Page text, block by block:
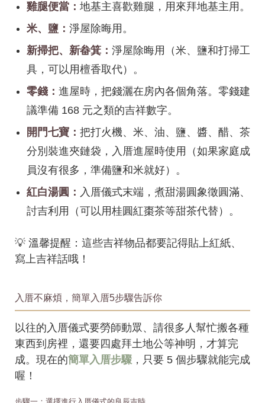
雞腿便當： 地基主喜歡雞腿，用來拜地基主用。
米、鹽： 淨屋除晦用。
新掃把、新畚箕： 淨屋除晦用（米、鹽和打掃工
具，可以用檀香取代）。
零錢： 進屋時，把錢灑在房內各個角落。零錢建
議準備 168 元之類的吉祥數字。
開門七寶： 把打火機、米、油、鹽、醬、醋、茶
分別裝進夾鏈袋，入厝進屋時使用（如果家庭成
員沒有很多，準備鹽和米就好）。
紅白湯圓： 入厝儀式末端，煮甜湯圓象徵圓滿、
討吉利用（可以用桂圓紅棗茶等甜茶代替）。
💡 溫馨提醒：這些吉祥物品都要記得貼上紅紙、
寫上吉祥話哦！
入厝不麻煩，簡單入厝5步驟告訴你
以往的入厝儀式要勞師動眾、請很多人幫忙搬各種
東西到房裡，還要四處拜土地公等神明，才算完
成。現在的簡單入厝步驟 ，只要 5 個步驟就能完成
喔！